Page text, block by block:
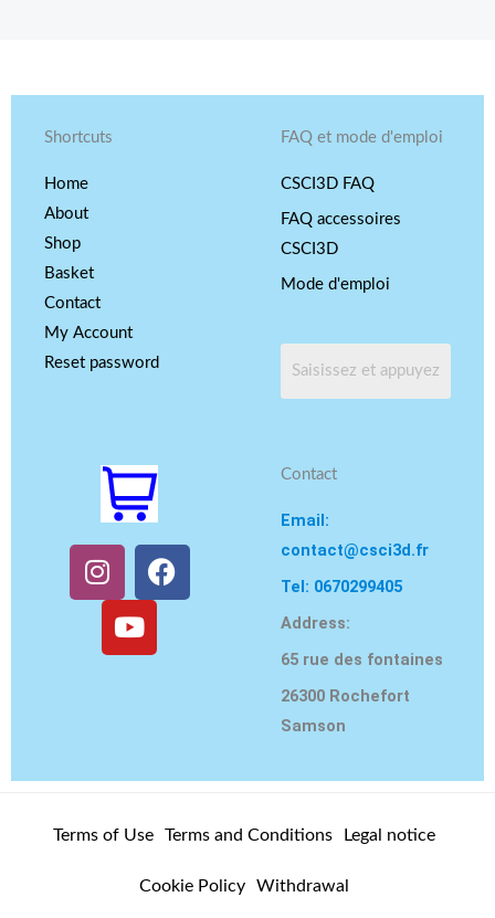
Shortcuts
Home
About
Shop
Basket
Contact
My Account
Reset password
FAQ et mode d'emploi
CSCI3D FAQ
FAQ accessoires
CSCI3D
Mode d'emploi
I
n
s
m
F
a
Y
u
T
Contact
Email:
contact@csci3d.fr
Tel: 0670299405
Address:
65 rue des fontaines
26300 Rochefort
Samson
Terms of Use Terms and Conditions Legal notice
Cookie Policy Withdrawal